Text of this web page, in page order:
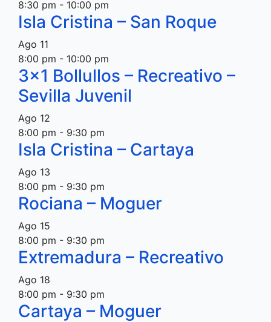
8:30 pm - 10:00 pm
Isla Cristina – San Roque
Ago 11
8:00 pm - 10:00 pm
3×1 Bollullos – Recreativo –
Sevilla Juvenil
Ago 12
8:00 pm - 9:30 pm
Isla Cristina – Cartaya
Ago 13
8:00 pm - 9:30 pm
Rociana – Moguer
Ago 15
8:00 pm - 9:30 pm
Extremadura – Recreativo
Ago 18
8:00 pm - 9:30 pm
Cartaya – Moguer